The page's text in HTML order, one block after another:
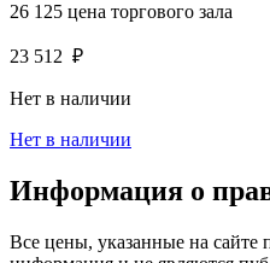
26 125 цена торгового зала
23 512 ₽
Нет в наличии
Нет в наличии
Информация о
Все цены, указанные на сайте